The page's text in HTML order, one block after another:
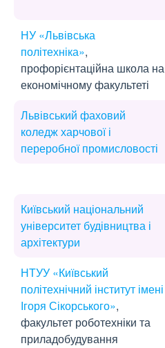
НУ «Львівська
політехніка»,
профорієнтаційна школа на
економічному факультеті
Львівський фаховий
коледж харчової і
переробної промисловості
Київський національний
університет будівництва і
архітектури
НТУУ «Київський
політехнічний інститут імені
Ігоря Сікорського»,
факультет роботехніки та
приладобудування